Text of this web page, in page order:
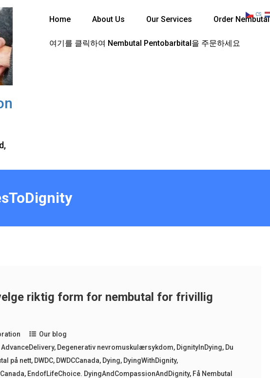
Home About Us Our Services Order Nembutal
여기를 클릭하여 Nembutal Pentobarbital을 주문하세요
riktig form for nembutal for frivillig
Our blog
AdvanceDelivery, Degenerativ nevromuskulærsykdom, DignityInDying, Du
på nett, DWDC, DWDCCanada, Dying, DyingWithDignity,
, EndofLifeChoice. DyingAndCompassionAndDignity, Få Nembutal
CS